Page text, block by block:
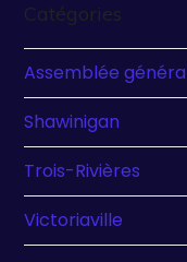
Catégories
Assemblée
Shawinigan
Trois-Rivières
Victoriaville